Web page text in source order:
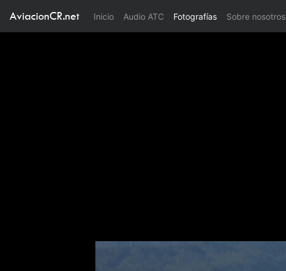
AviacionCR.net Inicio(current)
Audio ATC Fotografías Sobre nosotros